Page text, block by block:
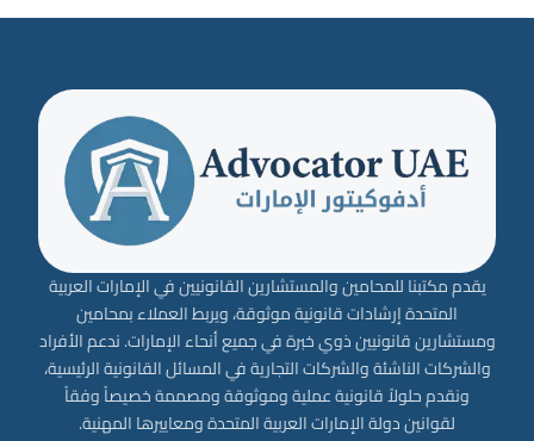
يقدم مكتبنا للمحامين والمستشارين القانونيين في الإمارات العربية
المتحدة إرشادات قانونية موثوقة، ويربط العملاء بمحامين
ومستشارين قانونيين ذوي خبرة في جميع أنحاء الإمارات. ندعم الأفراد
والشركات الناشئة والشركات التجارية في المسائل القانونية الرئيسية،
ونقدم حلولاً قانونية عملية وموثوقة ومصممة خصيصاً وفقاً
لقوانين دولة الإمارات العربية المتحدة ومعاييرها المهنية.